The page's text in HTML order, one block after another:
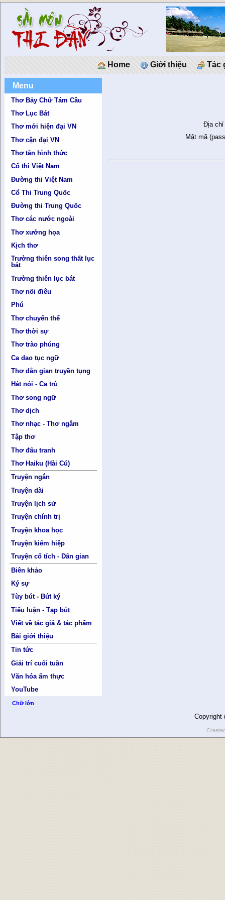
Home Giới thiệu Tác
Menu
Thơ Bảy Chữ Tám Câu
Thơ Lục Bát
Thơ mới hiện đại VN
Thơ cận đại VN
Thơ tân hình thức
Cổ thi Việt Nam
Đường thi Việt Nam
Cổ Thi Trung Quốc
Đường thi Trung Quốc
Thơ các nước ngoài
Thơ xướng họa
Kịch thơ
Trường thiên song thất lục
bát
Trường thiên lục bát
Thơ nối điêu
Phú
Thơ chuyển thể
Thơ thời sự
Thơ trào phúng
Ca dao tục ngữ
Thơ dân gian truyền tụng
Hát nói - Ca trù
Thơ song ngữ
Thơ dịch
Thơ nhạc - Thơ ngâm
Tập thơ
Thơ đấu tranh
Thơ Haiku (Hài Cú)
Truyện ngắn
Truyện dài
Truyện lịch sử
Truyện chính trị
Truyện khoa học
Truyện kiếm hiệp
Truyện cổ tích - Dân gian
Biên khảo
Ký sự
Tùy bút - Bút ký
Tiểu luận - Tạp bút
Viết về tác giả & tác phẩm
Bài giới thiệu
Tin tức
Giải trí cuối tuần
Văn hóa ẩm thực
YouTube
Chữ lớn
Địa chỉ
Mật mã
Copyright